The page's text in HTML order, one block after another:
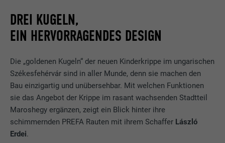
DREI KUGELN,
EIN HERVORRAGENDES DESIGN
Die „goldenen Kugeln“ der neuen Kinderkrippe im ungarischen
Székesfehérvár sind in aller Munde, denn sie machen den
Bau einzigartig und unübersehbar. Mit welchen Funktionen
sie das Angebot der Krippe im rasant wachsenden Stadtteil
Maroshegy ergänzen, zeigt ein Blick hinter ihre
schimmernden PREFA Rauten mit ihrem Schaffer László
Erdei.